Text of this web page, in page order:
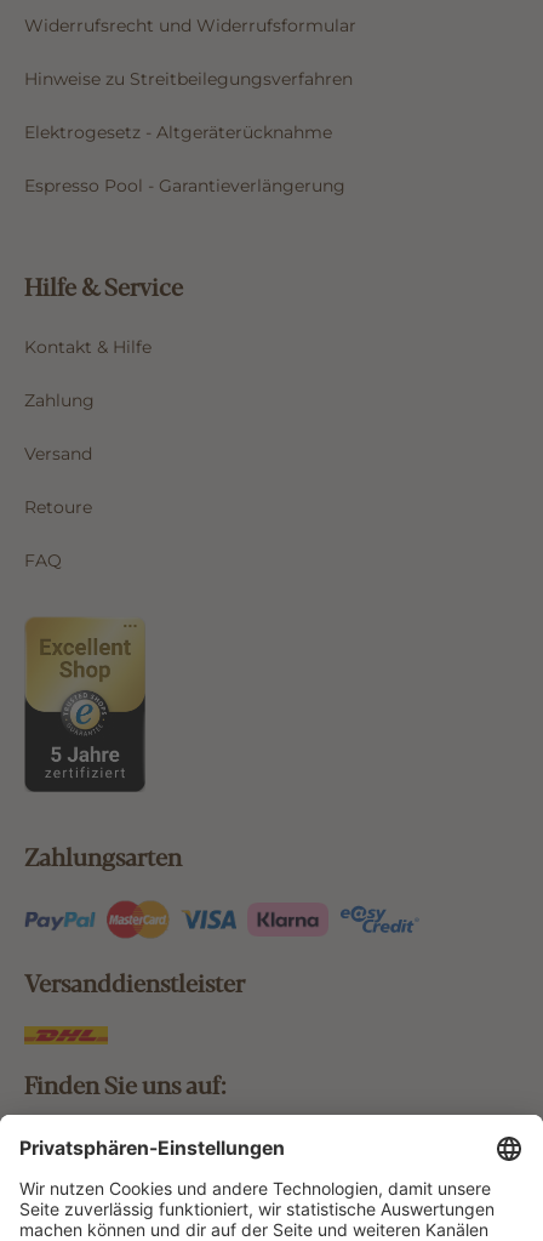
Widerrufsrecht und Widerrufsformular
Hinweise zu Streitbeilegungsverfahren
Elektrogesetz - Altgeräterücknahme
Espresso Pool - Garantieverlängerung
Hilfe & Service
Kontakt & Hilfe
Zahlung
Versand
Retoure
FAQ
Zahlungsarten
Versanddienstleister
Finden Sie uns auf:
Bestellung widerrufen